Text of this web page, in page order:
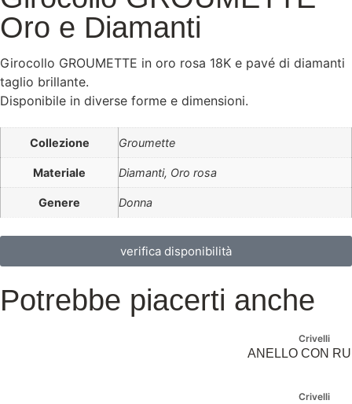
Oro e Diamanti
Girocollo GROUMETTE in oro rosa 18K e pavé di diamanti
taglio brillante.
Disponibile in diverse forme e dimensioni.
Collezione Groumette
Materiale Diamanti, Oro rosa
Genere Donna
verifica disponibilità
Potrebbe piacerti anche
Crivelli
ANELLO CON
Crivelli